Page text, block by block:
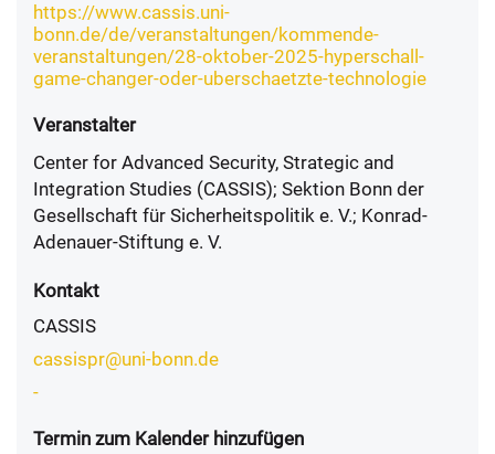
https://www.cassis.uni-
bonn.de/de/veranstaltungen/kommende-
veranstaltungen/28-oktober-2025-hyperschall-
game-changer-oder-uberschaetzte-technologie
Veranstalter
Center for Advanced Security, Strategic and
Integration Studies (CASSIS); Sektion Bonn der
Gesellschaft für Sicherheitspolitik e. V.; Konrad-
Adenauer-Stiftung e. V.
Kontakt
CASSIS
cassispr@uni-bonn.de
-
Termin zum Kalender hinzufügen